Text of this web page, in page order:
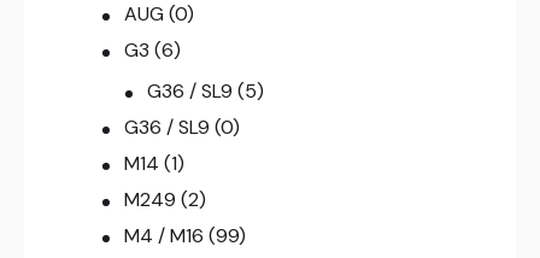
AUG (0)
G3 (6)
G36 / SL9 (5)
G36 / SL9 (0)
M14 (1)
M249 (2)
M4 / M16 (99)